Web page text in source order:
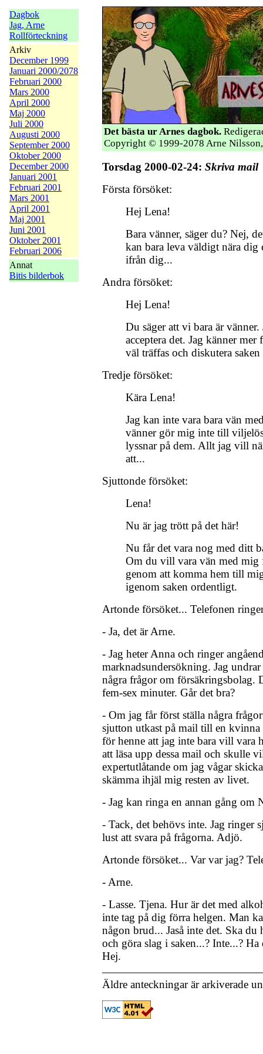
Dagbok
Jag, Arne
Rollförteckning
Arkiv
December 1999
Januari 2000/2078
Februari 2000
Mars 2000
April 2000
Maj 2000
Juli 2000
Augusti 2000
September 2000
Oktober 2000
December 2000
Januari 2001
Februari 2001
Mars 2001
April 2001
Maj 2001
Juni 2001
Oktober 2001
Februari 2006
Annat
Bitis bilderbok
Det bästa ur Arnes dagbok.
Copyright © 1999-2078 Arne
Torsdag 2000-02-24: Skriva mail
Första försöket:
Hej Lena!
Bara vänner, säger du? Nej,
kan bara leva väldigt nära
ifrån dig...
Andra försöket:
Hej Lena!
Du säger att vi bara är vänner.
acceptera det. Jag känner
väl träffas och diskutera
Tredje försöket:
Kära Lena!
Jag kan inte vara bara vän
vänner gör mig inte till
lyssnar på dem. Allt jag vill
att...
Sjuttonde försöket:
Lena!
Nu är jag trött på det här!
Nu får det vara nog med ditt
Om du vill vara vän med mig
genom att komma hem till
igenom saken ordentligt.
Artonde försöket... Telefonen
- Ja, det är Arne.
- Jag heter Anna och ringer
marknadsundersökning. Jag
några frågor om försäkringsbolag.
fem-sex minuter. Går det bra?
- Om jag får först ställa några
sjutton utkast på mail till en
för henne att jag inte bara vill vara
att läsa upp dessa mail och skulle
expertutlåtande om jag vågar
skämma ihjäl mig resten av livet.
- Jag kan ringa en annan gång om
- Tack, det behövs inte. Jag ringer
lust att svara på frågorna. Adjö.
Artonde försöket... Var var jag?
- Arne.
- Lasse. Tjena. Hur är det med
inte tag på dig förra helgen. Man
någon brud... Jaså inte det. Ska
och göra slag i saken...? Inte...?
Hej.
Äldre anteckningar är arkiverade